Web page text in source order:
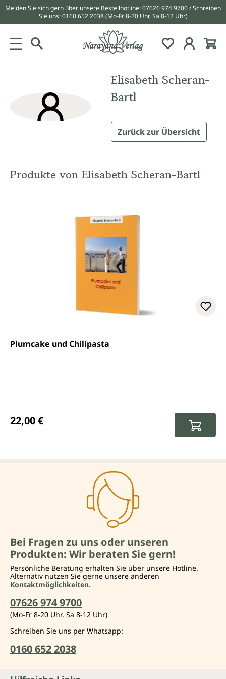
springen
Melden Sie sich gern über unsere Bestellhotline:07626 974 9700/ Schreiben
Sie uns:0160 652 2038 (Mo-Fr 8-20 Uhr, Sa 8-12 Uhr)
Du hast 0
Elisabeth Scheran-
Bartl
Zurück zur Übersicht
Produkte von Elisabeth Scheran-Bartl
Plumcake und Chilipasta
22,00 €
Bei Fragen zu uns oder unseren
Produkten: Wir beraten Sie gern!
Persönliche Beratung erhalten Sie über unsere Hotline.
Alternativ nutzen Sie gerne unsere anderen
Kontaktmöglichkeiten.
07626 974 9700
(Mo-Fr 8-20 Uhr, Sa 8-12 Uhr)
Schreiben Sie uns per Whatsapp:
0160 652 2038